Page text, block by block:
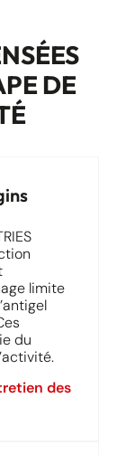
DE
limite
du
des